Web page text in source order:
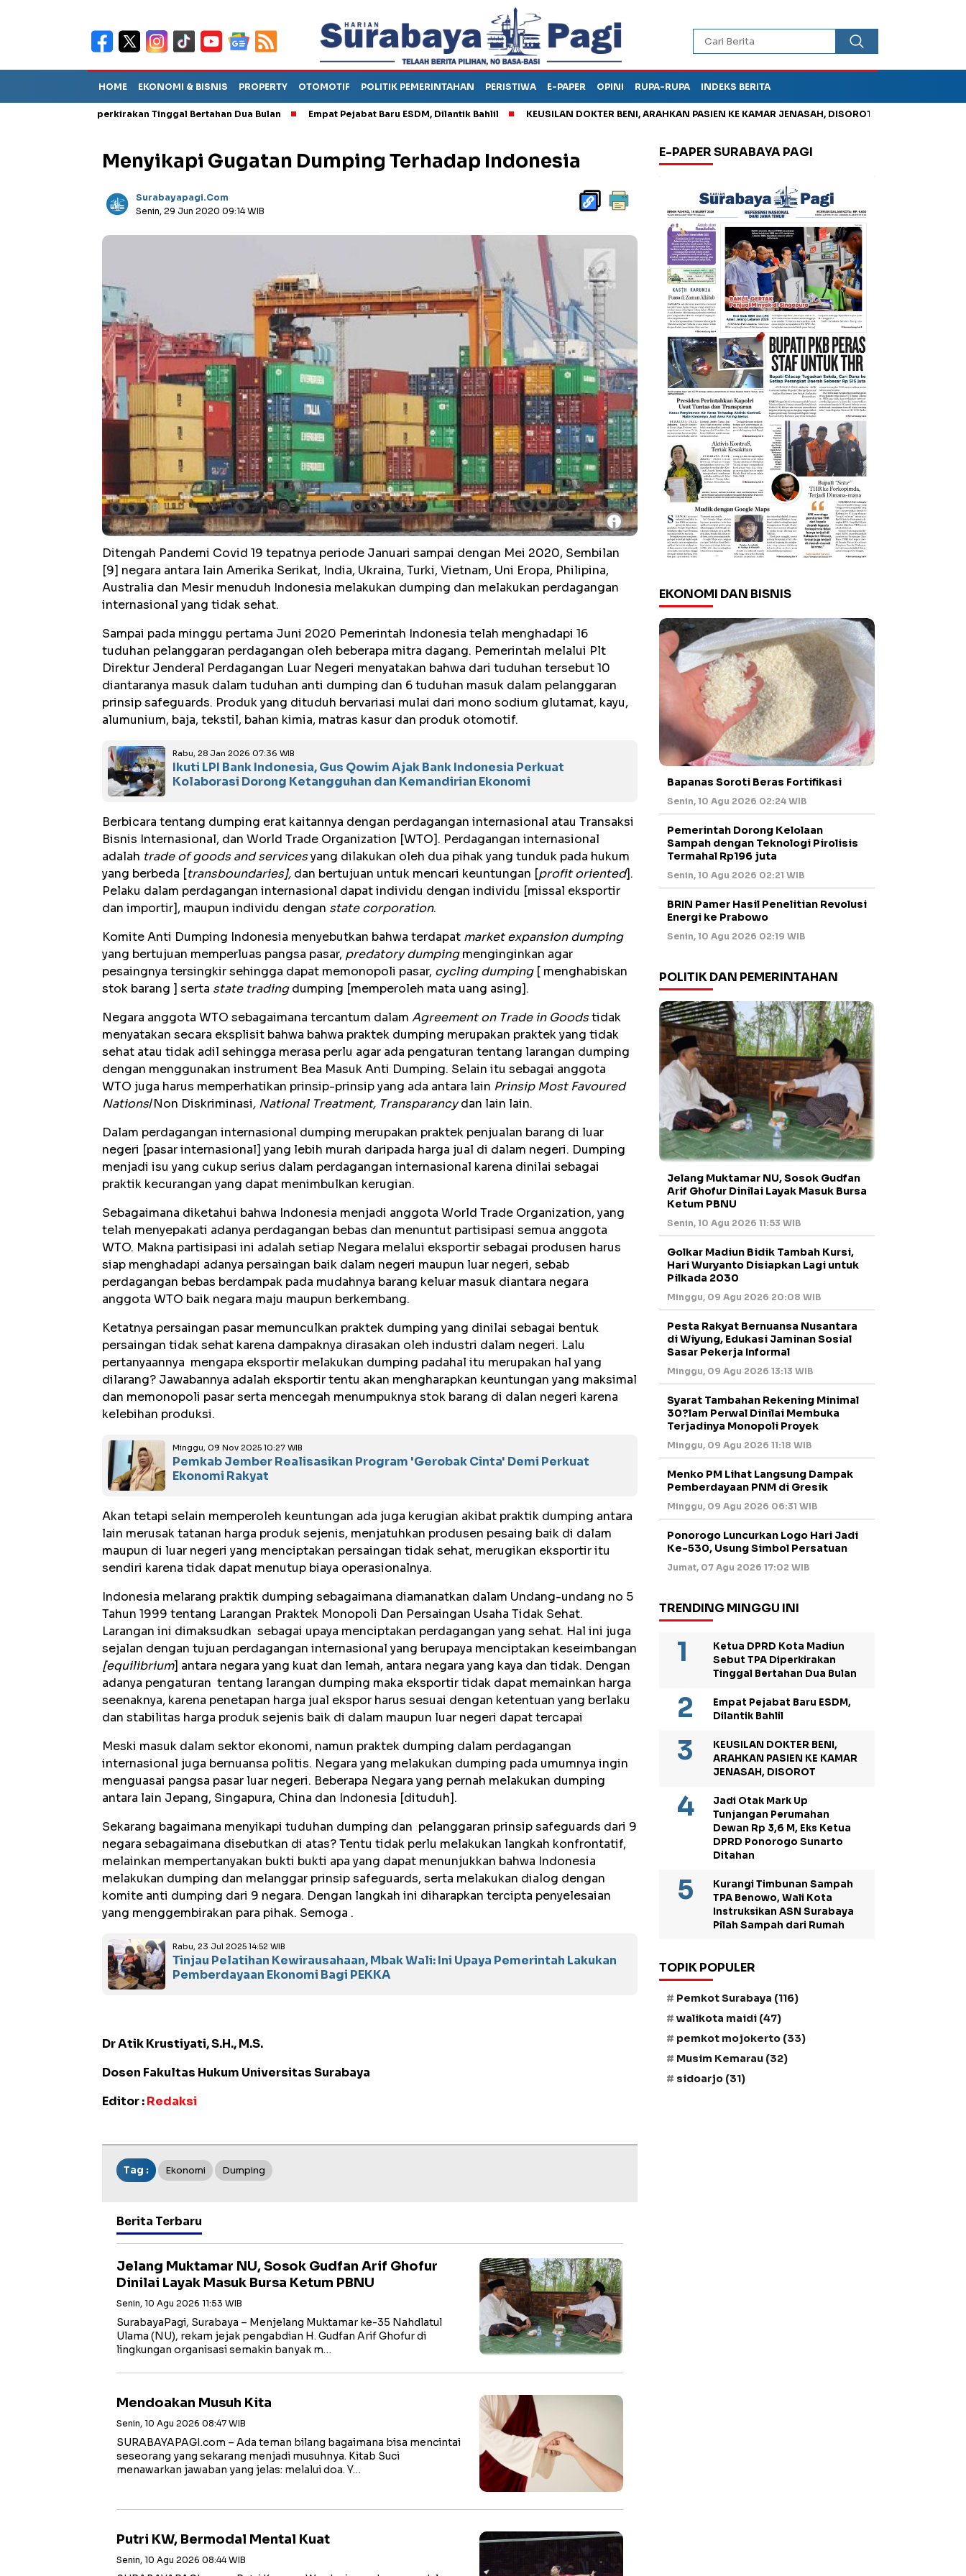
HOME EKONOMI & BISNIS PROPERTY OTOMOTIF POLITIK PEMERINTAHAN PERISTIWA E-PAPER OPINI RUPA-RUPA INDEKS BERITA
TPA Diperkirakan Tinggal Bertahan Dua Bulan Empat Pejabat Baru ESDM, Dilantik Bahlil KEUSILAN DOKTER BENI, ARAHKAN PASIEN KE KAMAR JENASAH, DISOROT Jadi Otak Mark Up
Menyikapi Gugatan Dumping Terhadap Indonesia
Surabayapagi.com
Senin, 29 Jun 2020 09:14 WIB
i
Ditengah Pandemi Covid 19 tepatnya periode Januari sampai dengan Mei 2020, Sembilan
[9] negara antara lain Amerika Serikat, India, Ukraina, Turki, Vietnam, Uni Eropa, Philipina,
Australia dan Mesir menuduh Indonesia melakukan dumping dan melakukan perdagangan
internasional yang tidak sehat.
Sampai pada minggu pertama Juni 2020 Pemerintah Indonesia telah menghadapi 16
tuduhan pelanggaran perdagangan oleh beberapa mitra dagang. Pemerintah melalui Plt
Direktur Jenderal Perdagangan Luar Negeri menyatakan bahwa dari tuduhan tersebut 10
diantaranya masuk dalam tuduhan anti dumping dan 6 tuduhan masuk dalam pelanggaran
prinsip safeguards. Produk yang dituduh bervariasi mulai dari mono sodium glutamat, kayu,
alumunium, baja, tekstil, bahan kimia, matras kasur dan produk otomotif.
Rabu, 28 Jan 2026 07:36 WIB
Ikuti LPI Bank Indonesia, Gus Qowim Ajak Bank Indonesia Perkuat
Kolaborasi Dorong Ketangguhan dan Kemandirian Ekonomi
Berbicara tentang dumping erat kaitannya dengan perdagangan internasional atau Transaksi
Bisnis Internasional, dan World Trade Organization [WTO]. Perdagangan internasional
adalah trade of goods and servicesyang dilakukan oleh dua pihak yang tunduk pada hukum
yang berbeda [transboundaries], dan bertujuan untuk mencari keuntungan [profit oriented].
Pelaku dalam perdagangan internasional dapat individu dengan individu [missal eksportir
dan importir], maupun individu dengan state corporation.
Komite Anti Dumping Indonesia menyebutkan bahwa terdapat market expansion dumping
yang bertujuan memperluas pangsa pasar, predatory dumpingmenginginkan agar
pesaingnya tersingkir sehingga dapat memonopoli pasar, cycling dumping[ menghabiskan
stok barang ] serta state tradingdumping [memperoleh mata uang asing].
Negara anggota WTO sebagaimana tercantum dalam Agreement on Trade in Goodstidak
menyatakan secara eksplisit bahwa bahwa praktek dumping merupakan praktek yang tidak
sehat atau tidak adil sehingga merasa perlu agar ada pengaturan tentang larangan dumping
dengan menggunakan instrument Bea Masuk Anti Dumping. Selain itu sebagai anggota
WTO juga harus memperhatikan prinsip-prinsip yang ada antara lain Prinsip Most Favoured
Nations/Non Diskriminasi, National Treatment, Transparancydan lain lain.
Dalam perdagangan internasional dumping merupakan praktek penjualan barang di luar
negeri [pasar internasional] yang lebih murah daripada harga jual di dalam negeri. Dumping
menjadi isu yang cukup serius dalam perdagangan internasional karena dinilai sebagai
praktik kecurangan yang dapat menimbulkan kerugian.
Sebagaimana diketahui bahwa Indonesia menjadi anggota World Trade Organization, yang
telah menyepakati adanya perdagangan bebas dan menuntut partisipasi semua anggota
WTO. Makna partisipasi ini adalah setiap Negara melalui eksportir sebagai produsen harus
siap menghadapi adanya persaingan baik dalam negeri maupun luar negeri, sebab
perdagangan bebas berdampak pada mudahnya barang keluar masuk diantara negara
anggota WTO baik negara maju maupun berkembang.
Ketatnya persaingan pasar memunculkan praktek dumping yang dinilai sebagai bentuk
persaingan tidak sehat karena dampaknya dirasakan oleh industri dalam negeri. Lalu
pertanyaannya mengapa eksportir melakukan dumping padahal itu merupakan hal yang
dilarang? Jawabannya adalah eksportir tentu akan mengharapkan keuntungan yang maksimal
dan memonopoli pasar serta mencegah menumpuknya stok barang di dalan negeri karena
kelebihan produksi.
Minggu, 09 Nov 2025 10:27 WIB
Pemkab Jember Realisasikan Program 'Gerobak Cinta' Demi Perkuat
Ekonomi Rakyat
Akan tetapi selain memperoleh keuntungan ada juga kerugian akibat praktik dumping antara
lain merusak tatanan harga produk sejenis, menjatuhkan produsen pesaing baik di dalam
maupun di luar negeri yang menciptakan persaingan tidak sehat, merugikan eksportir itu
sendiri karena tidak dapat menutup biaya operasionalnya.
Indonesia melarang praktik dumping sebagaimana diamanatkan dalam Undang-undang no 5
Tahun 1999 tentang Larangan Praktek Monopoli Dan Persaingan Usaha Tidak Sehat.
Larangan ini dimaksudkan sebagai upaya menciptakan perdagangan yang sehat. Hal ini juga
sejalan dengan tujuan perdagangan internasional yang berupaya menciptakan keseimbangan
[equilibrium] antara negara yang kuat dan lemah, antara negara yang kaya dan tidak. Dengan
adanya pengaturan tentang larangan dumping maka eksportir tidak dapat memainkan harga
seenaknya, karena penetapan harga jual ekspor harus sesuai dengan ketentuan yang berlaku
dan stabilitas harga produk sejenis baik di dalam maupun luar negeri dapat tercapai
Meski masuk dalam sektor ekonomi, namun praktek dumping dalam perdagangan
internasional juga bernuansa politis. Negara yang melakukan dumping pada umumnya ingin
menguasai pangsa pasar luar negeri. Beberapa Negara yang pernah melakukan dumping
antara lain Jepang, Singapura, China dan Indonesia [dituduh].
Sekarang bagaimana menyikapi tuduhan dumping dan pelanggaran prinsip safeguards dari 9
negara sebagaimana disebutkan di atas? Tentu tidak perlu melakukan langkah konfrontatif,
melainkan mempertanyakan bukti bukti apa yang dapat menunjukkan bahwa Indonesia
melakukan dumping dan melanggar prinsip safeguards, serta melakukan dialog dengan
komite anti dumping dari 9 negara. Dengan langkah ini diharapkan tercipta penyelesaian
yang menggembirakan para pihak. Semoga .
Rabu, 23 Jul 2025 14:52 WIB
Tinjau Pelatihan Kewirausahaan, Mbak Wali: Ini Upaya Pemerintah Lakukan
Pemberdayaan Ekonomi Bagi PEKKA
Dr Atik Krustiyati, S.H., M.S.
Dosen Fakultas Hukum Universitas Surabaya
Editor :Redaksi
Tag : Ekonomi Dumping
Berita Terbaru
Jelang Muktamar NU, Sosok Gudfan Arif Ghofur
Dinilai Layak Masuk Bursa Ketum PBNU
Senin, 10 Agu 2026 11:53 WIB
SurabayaPagi, Surabaya – Menjelang Muktamar ke-35 Nahdlatul
Ulama (NU), rekam jejak pengabdian H. Gudfan Arif Ghofur di
lingkungan organisasi semakin banyak m…
Mendoakan Musuh Kita
Senin, 10 Agu 2026 08:47 WIB
SURABAYAPAGI.com – Ada teman bilang bagaimana bisa mencintai
seseorang yang sekarang menjadi musuhnya. Kitab Suci
menawarkan jawaban yang jelas: melalui doa. Y…
Putri KW, Bermodal Mental Kuat
Senin, 10 Agu 2026 08:44 WIB
E-PAPER SURABAYA PAGI
EKONOMI DAN BISNIS
Bapanas Soroti Beras Fortifikasi
Senin, 10 Agu 2026 02:24 WIB
Pemerintah Dorong Kelolaan
Sampah dengan Teknologi Pirolisis
Termahal Rp196 juta
Senin, 10 Agu 2026 02:21 WIB
BRIN Pamer Hasil Penelitian Revolusi
Energi ke Prabowo
Senin, 10 Agu 2026 02:19 WIB
POLITIK DAN PEMERINTAHAN
Jelang Muktamar NU, Sosok Gudfan
Arif Ghofur Dinilai Layak Masuk Bursa
Ketum PBNU
Senin, 10 Agu 2026 11:53 WIB
Golkar Madiun Bidik Tambah Kursi,
Hari Wuryanto Disiapkan Lagi untuk
Pilkada 2030
Minggu, 09 Agu 2026 20:08 WIB
Pesta Rakyat Bernuansa Nusantara
di Wiyung, Edukasi Jaminan Sosial
Sasar Pekerja Informal
Minggu, 09 Agu 2026 13:13 WIB
Syarat Tambahan Rekening Minimal
30?lam Perwal Dinilai Membuka
Terjadinya Monopoli Proyek
Minggu, 09 Agu 2026 11:18 WIB
Menko PM Lihat Langsung Dampak
Pemberdayaan PNM di Gresik
Minggu, 09 Agu 2026 06:31 WIB
Ponorogo Luncurkan Logo Hari Jadi
Ke-530, Usung Simbol Persatuan
Jumat, 07 Agu 2026 17:02 WIB
TRENDING MINGGU INI
Ketua DPRD Kota Madiun
Sebut TPA Diperkirakan
Tinggal Bertahan Dua Bulan
Empat Pejabat Baru ESDM,
Dilantik Bahlil
KEUSILAN DOKTER BENI,
ARAHKAN PASIEN KE KAMAR
JENASAH, DISOROT
Jadi Otak Mark Up
Tunjangan Perumahan
Dewan Rp 3,6 M, Eks Ketua
DPRD Ponorogo Sunarto
Ditahan
Kurangi Timbunan Sampah
TPA Benowo, Wali Kota
Instruksikan ASN Surabaya
Pilah Sampah dari Rumah
TOPIK POPULER
Pemkot Surabaya (116)
walikota maidi (47)
pemkot mojokerto (33)
Musim Kemarau (32)
sidoarjo (31)